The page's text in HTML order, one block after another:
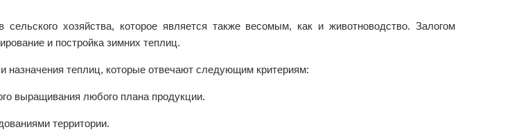
хозяйства, которое является также весомым, как и животноводство. Залогом
и постройка зимних теплиц.
назначения теплиц, которые отвечают следующим критериям:
выращивания любого плана продукции.
территории.